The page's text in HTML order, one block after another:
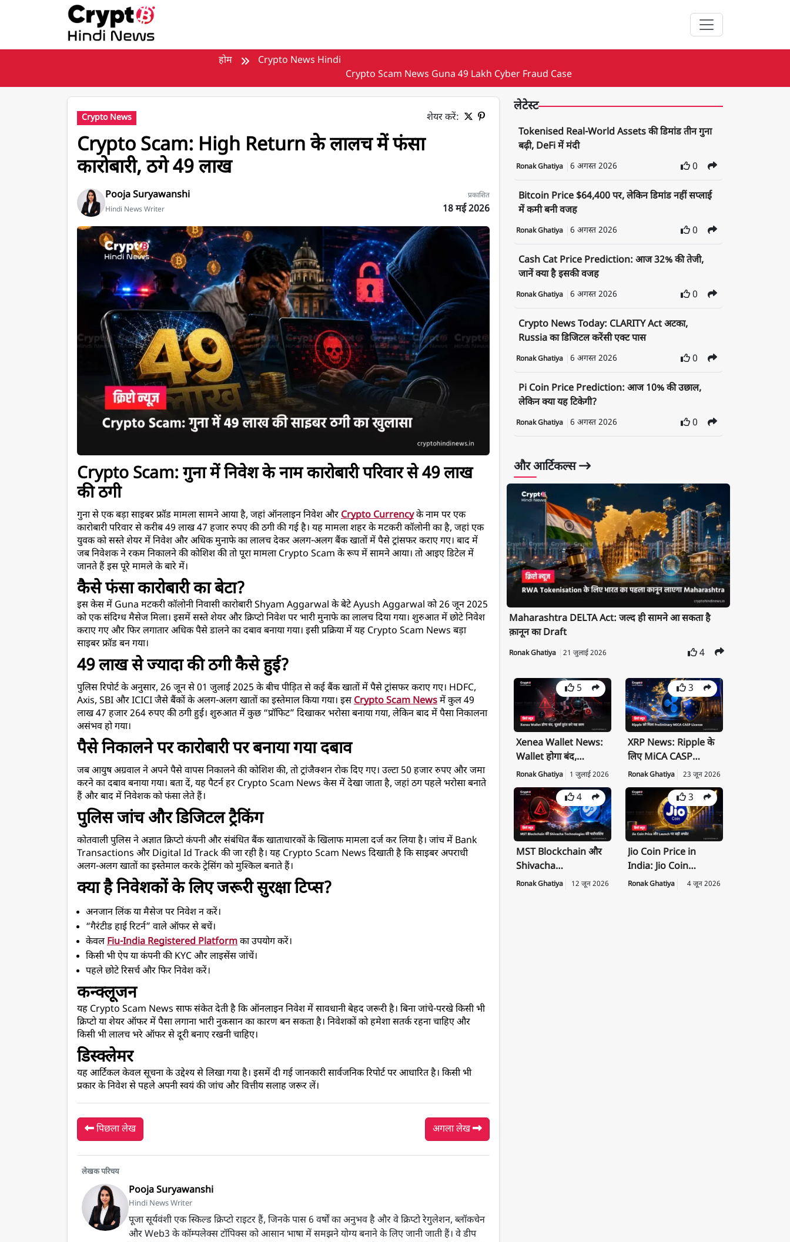
होम
Crypto News Hindi
Crypto Scam News Guna 49 Lakh Cyber Fraud Case
Crypto News शेयर करें:
Crypto Scam: High Return के लालच में फंसा
कारोबारी, ठगे 49 लाख
Pooja Suryawanshi
Hindi News Writer
प्रकाशित
18 मई 2026
Crypto Scam News
Crypto Scam: गुना में निवेश के नाम कारोबारी परिवार से 49 लाख
की ठगी
गुना से एक बड़ा साइबर फ्रॉड मामला सामने आया है, जहां ऑनलाइन निवेश और Crypto Currency के नाम पर एक
कारोबारी परिवार से करीब 49 लाख 47 हजार रुपए की ठगी की गई है। यह मामला शहर के मटकरी कॉलोनी का है, जहां एक
युवक को सस्ते शेयर में निवेश और अधिक मुनाफे का लालच देकर अलग-अलग बैंक खातों में पैसे ट्रांसफर कराए गए। बाद में
जब निवेशक ने रकम निकालने की कोशिश की तो पूरा मामला Crypto Scam के रूप में सामने आया। तो आइए डिटेल में
जानते हैं इस पूरे मामले के बारे में।
कैसे फंसा कारोबारी का बेटा?
इस केस में Guna मटकरी कॉलोनी निवासी कारोबारी Shyam Aggarwal के बेटे Ayush Aggarwal को 26 जून 2025
को एक संदिग्ध मैसेज मिला। इसमें सस्ते शेयर और क्रिप्टो निवेश पर भारी मुनाफे का लालच दिया गया। शुरुआत में छोटे निवेश
कराए गए और फिर लगातार अधिक पैसे डालने का दबाव बनाया गया। इसी प्रक्रिया में यह Crypto Scam News बड़ा
साइबर फ्रॉड बन गया।
49 लाख से ज्यादा की ठगी कैसे हुई?
पुलिस रिपोर्ट के अनुसार, 26 जून से 01 जुलाई 2025 के बीच पीड़ित से कई बैंक खातों में पैसे ट्रांसफर कराए गए। HDFC,
Axis, SBI और ICICI जैसे बैंकों के अलग-अलग खातों का इस्तेमाल किया गया। इस Crypto Scam News में कुल 49
लाख 47 हजार 264 रुपए की ठगी हुई। शुरुआत में कुछ “प्रॉफिट” दिखाकर भरोसा बनाया गया, लेकिन बाद में पैसा निकालना
असंभव हो गया।
पैसे निकालने पर कारोबारी पर बनाया गया दबाव
जब आयुष अग्रवाल ने अपने पैसे वापस निकालने की कोशिश की, तो ट्रांजैक्शन रोक दिए गए। उल्टा 50 हजार रुपए और जमा
करने का दबाव बनाया गया। बता दें, यह पैटर्न हर Crypto Scam News केस में देखा जाता है, जहां ठग पहले भरोसा बनाते
हैं और बाद में निवेशक को फंसा लेते हैं।
पुलिस जांच और डिजिटल ट्रैकिंग
कोतवाली पुलिस ने अज्ञात क्रिप्टो कंपनी और संबंधित बैंक खाताधारकों के खिलाफ मामला दर्ज कर लिया है। जांच में Bank
Transactions और Digital Id Track की जा रही है। यह Crypto Scam News दिखाती है कि साइबर अपराधी
अलग-अलग खातों का इस्तेमाल करके ट्रेसिंग को मुश्किल बनाते हैं।
क्या है निवेशकों के लिए जरूरी सुरक्षा टिप्स?
अनजान लिंक या मैसेज पर निवेश न करें।
“गैरंटीड हाई रिटर्न” वाले ऑफर से बचें।
केवल Fiu-India Registered Platform का उपयोग करें।
किसी भी ऐप या कंपनी की KYC और लाइसेंस जांचें।
पहले छोटे रिसर्च और फिर निवेश करें।
कन्क्लूजन
यह Crypto Scam News साफ संकेत देती है कि ऑनलाइन निवेश में सावधानी बेहद जरूरी है। बिना जांचे-परखे किसी भी
क्रिप्टो या शेयर ऑफर में पैसा लगाना भारी नुकसान का कारण बन सकता है। निवेशकों को हमेशा सतर्क रहना चाहिए और
किसी भी लालच भरे ऑफर से दूरी बनाए रखनी चाहिए।
डिस्क्लेमर
यह आर्टिकल केवल सूचना के उद्देश्य से लिखा गया है। इसमें दी गई जानकारी सार्वजनिक रिपोर्ट पर आधारित है। किसी भी
प्रकार के निवेश से पहले अपनी स्वयं की जांच और वित्तीय सलाह जरूर लें।
पिछला लेख अगला लेख
लेखक परिचय
Pooja Suryawanshi
Hindi News Writer
पूजा सूर्यवंशी एक स्किल्ड क्रिप्टो राइटर हैं, जिनके पास 6 वर्षों का अनुभव है और वे क्रिप्टो रेगुलेशन, ब्लॉकचेन
और Web3 के कॉम्पलेक्स टॉपिक्स को आसान भाषा में समझने योग्य बनाने के लिए जानी जाती हैं। वे डीप
लेटेस्ट
Tokenised Real-World Assets की डिमांड तीन गुना
बढ़ी, DeFi में मंदी
Ronak Ghatiya 6 अगस्त 2026 0
Bitcoin Price $64,400 पर, लेकिन डिमांड नहीं सप्लाई
में कमी बनी वजह
Ronak Ghatiya 6 अगस्त 2026 0
Cash Cat Price Prediction: आज 32% की तेजी,
जानें क्या है इसकी वजह
Ronak Ghatiya 6 अगस्त 2026 0
Crypto News Today: CLARITY Act अटका,
Russia का डिजिटल करेंसी एक्ट पास
Ronak Ghatiya 6 अगस्त 2026 0
Pi Coin Price Prediction: आज 10% की उछाल,
लेकिन क्या यह टिकेगी?
Ronak Ghatiya 6 अगस्त 2026 0
और आर्टिकल्स
Maharashtra DELTA Act: जल्द ही सामने आ सकता है
क़ानून का Draft
Ronak Ghatiya 21 जुलाई 2026 4
5
Xenea Wallet News:
Wallet होगा बंद,
Private Key तुरंत करें
Export
Ronak Ghatiya 1 जुलाई 2026
3
XRP News: Ripple के
लिए MiCA CASP
License क्यों है बड़ी
उपलब्धि
Ronak Ghatiya 23 जून 2026
4
MST Blockchain और
Shivacha
Technologies के बीच
Ronak Ghatiya 12 जून 2026
3
Jio Coin Price in
India: Jio Coin
Launch Date, Price
Ronak Ghatiya 4 जून 2026